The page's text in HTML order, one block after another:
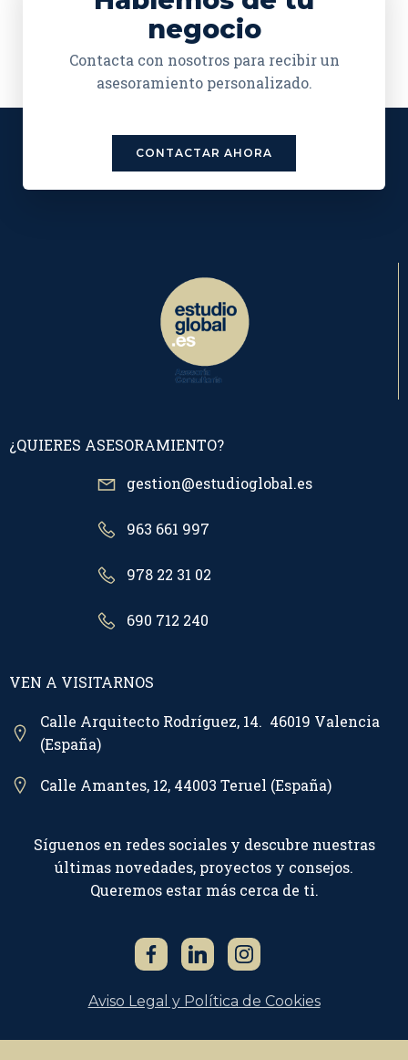
negocio
Contacta con nosotros para recibir un
asesoramiento personalizado.
CONTACTAR AHORA
¿QUIERES ASESORAMIENTO?
gestion@estudioglobal.es
963 661 997
978 22 31 02
690 712 240
VEN A VISITARNOS
Calle Arquitecto Rodríguez, 14. 46019 Valencia
(España)
Calle Amantes, 12, 44003 Teruel (España)
Síguenos en redes sociales y descubre nuestras
últimas novedades, proyectos y consejos.
Queremos estar más cerca de ti.
Aviso Legal y Política de Cookies